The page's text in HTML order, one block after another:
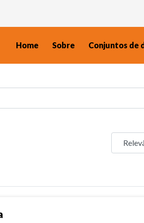
Home Sobre Conjuntos de